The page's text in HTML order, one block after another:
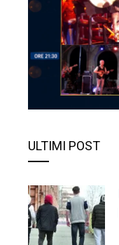
ULTIMI POST